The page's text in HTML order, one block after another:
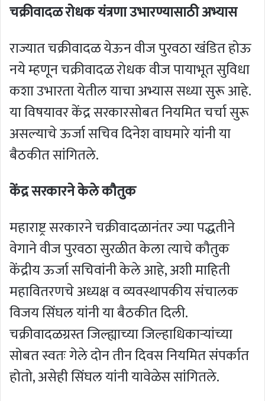
चक्रीवादळ रोधक यंत्रणा उभारण्यासाठी अभ्यास
राज्यात चक्रीवादळ येऊन वीज पुरवठा खंडित होऊ
नये म्हणून चक्रीवादळ रोधक वीज पायाभूत सुविधा
कशा उभारता येतील याचा अभ्यास सध्या सुरू आहे.
या विषयावर केंद्र सरकारसोबत नियमित चर्चा सुरू
असल्याचे ऊर्जा सचिव दिनेश वाघमारे यांनी या
बैठकीत सांगितले.
केंद्र सरकारने केले कौतुक
महाराष्ट्र सरकारने चक्रीवादळानंतर ज्या पद्धतीने
वेगाने वीज पुरवठा सुरळीत केला त्याचे कौतुक
केंद्रीय ऊर्जा सचिवांनी केले आहे, अशी माहिती
महावितरणचे अध्यक्ष व व्यवस्थापकीय संचालक
विजय सिंघल यांनी या बैठकीत दिली.
चक्रीवादळग्रस्त जिल्ह्याच्या जिल्हाधिकाऱ्यांच्या
सोबत स्वतः गेले दोन तीन दिवस नियमित संपर्कात
होतो, असेही सिंघल यांनी यावेळेस सांगितले.